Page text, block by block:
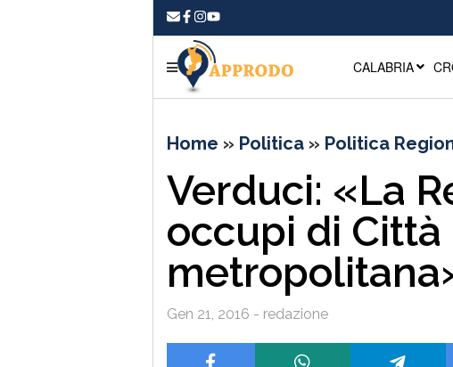
CALABRIA
Home » Politica » Politica
Verduci: «La
occupi di Città
Gen 21, 2016 - redazione